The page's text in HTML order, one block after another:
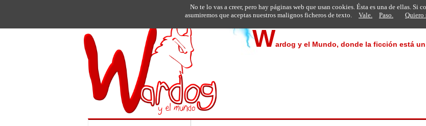
Wardog y el Mundo, donde la ficción está
No te lo vas a creer, pero hay páginas web que usan cookies. Ésta es una de ellas. Si
asumiremos que aceptas nuestros malignos ficheros de texto.
Vale. Paso. Quiero